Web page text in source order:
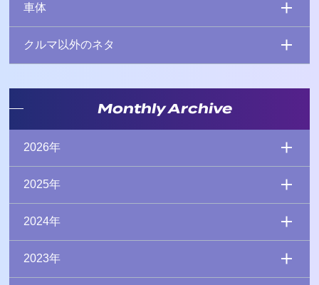
車体
クルマ以外のネタ
Monthly Archive
2026年
2025年
2024年
2023年